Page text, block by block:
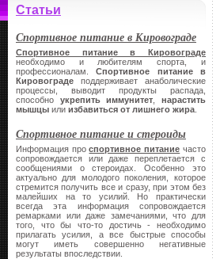
Статьи
Спортивное питание в Кировограде
Спортивное питание в Кировограде
необходимо и любителям спорта, и
профессионалам.Спортивное питание в
Кировограде поддерживает анаболические
процессы, выводит продукты распада,
способно укрепить иммунитет ,нарастить
мышцы или избавиться от лишнего жира
Спортивное питание и стероиды
Информация проспортивное питание часто
сопровождается или даже переплетается с
сообщениями о стероидах. Особенно это
актуально для молодого поколения, которое
стремится получить все и сразу, при этом без
малейших на то усилий. Но практически
всегда эта информация сопровождается
ремарками или даже замечаниями, что для
того, что бы что-то достичь - необходимо
прилагать усилия, а все быстрые способы
могут иметь совершенно негативные
результаты впоследствии.